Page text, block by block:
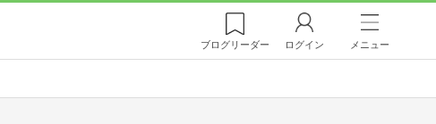
ブログリーダー ログイン メニュー